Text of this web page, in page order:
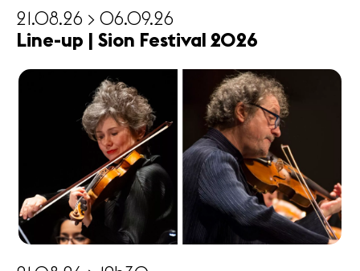
21.08.26 > 06.09.26
Line-up | Sion Festival 2026